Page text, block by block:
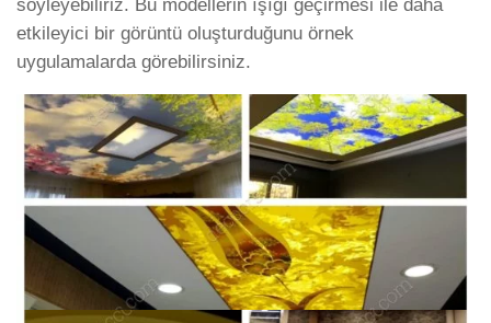
söyleyebiliriz. Bu modellerin ışığı geçirmesi ile daha
etkileyici bir görüntü oluşturduğunu örnek
uygulamalarda görebilirsiniz.